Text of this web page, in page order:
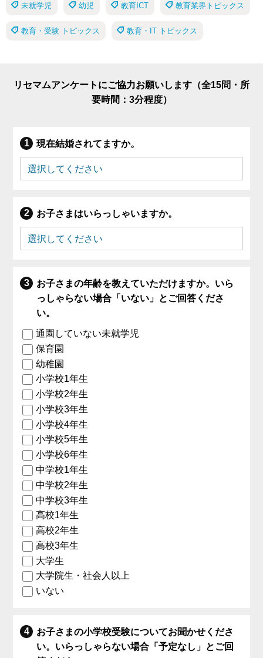
未就学児 幼児 教育ICT 教育業界トピックス
教育・受験 トピックス 教育・IT トピックス
リセマムアンケートにご協力お願いします（全15問・所
要時間：3分程度）
現在結婚されてますか。
お子さまはいらっしゃいますか。
お子さまの年齢を教えていただけますか。いら
っしゃらない場合「いない」とご回答くださ
い。
通園していない未就学児
保育園
幼稚園
小学校1年生
小学校2年生
小学校3年生
小学校4年生
小学校5年生
小学校6年生
中学校1年生
中学校2年生
中学校3年生
高校1年生
高校2年生
高校3年生
大学生
大学院生・社会人以上
いない
お子さまの小学校受験についてお聞かせくださ
い。いらっしゃらない場合「予定なし」とご回